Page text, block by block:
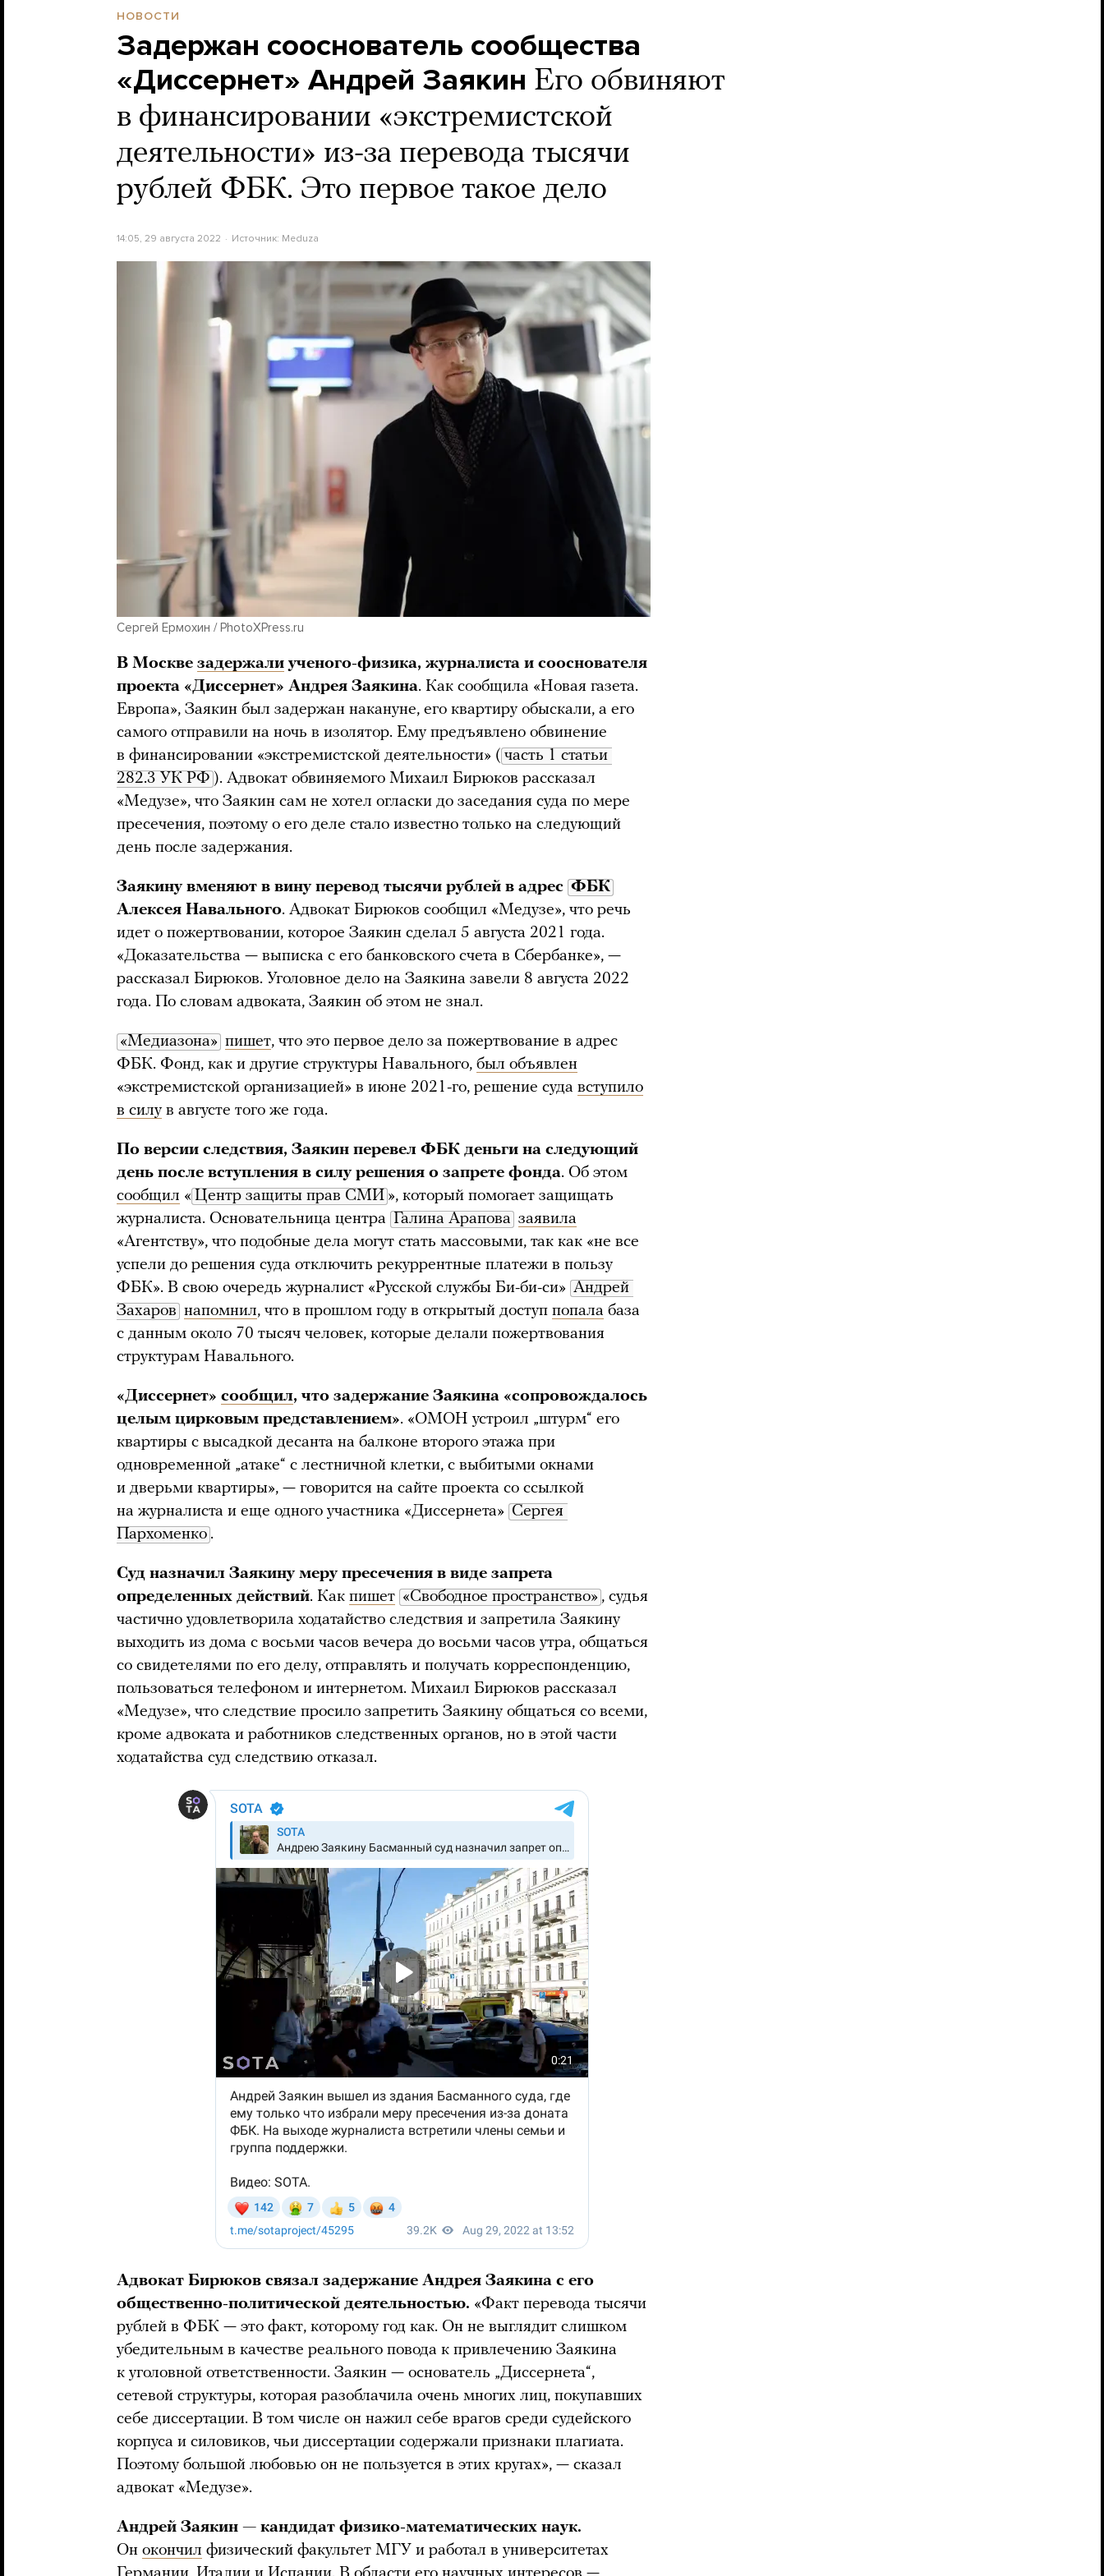
НОВОСТИ
Задержан сооснователь сообщества
«Диссернет» Андрей Заякин Его обвиняют
в финансировании «экстремистской
деятельности» из-за перевода тысячи
рублей ФБК. Это первое такое дело
14:05, 29 августа 2022 Источник: Meduza
Сергей Ермохин / PhotoXPress.ru
В Москве задержали ученого-физика, журналиста и сооснователя
проекта «Диссернет» Андрея Заякина. Как сообщила «Новая газета.
Европа», Заякин был задержан накануне, его квартиру обыскали, а его
самого отправили на ночь в изолятор. Ему предъявлено обвинение
в финансировании «экстремистской деятельности» ( часть 1 статьи
282.3 УК РФ ). Адвокат обвиняемого Михаил Бирюков рассказал
«Медузе», что Заякин сам не хотел огласки до заседания суда по мере
пресечения, поэтому о его деле стало известно только на следующий
день после задержания.
Заякину вменяют в вину перевод тысячи рублей в адрес ФБК
Алексея Навального. Адвокат Бирюков сообщил «Медузе», что речь
идет о пожертвовании, которое Заякин сделал 5 августа 2021 года.
«Доказательства — выписка с его банковского счета в Сбербанке», —
рассказал Бирюков. Уголовное дело на Заякина завели 8 августа 2022
года. По словам адвоката, Заякин об этом не знал.
«Медиазона» пишет, что это первое дело за пожертвование в адрес
ФБК. Фонд, как и другие структуры Навального, был объявлен
«экстремистской организацией» в июне 2021-го, решение суда вступило
в силув августе того же года.
По версии следствия, Заякин перевел ФБК деньги на следующий
день после вступления в силу решения о запрете фонда. Об этом
сообщил « Центр защиты прав СМИ », который помогает защищать
журналиста. Основательница центра Галина Арапова заявила
«Агентству», что подобные дела могут стать массовыми, так как «не все
успели до решения суда отключить рекуррентные платежи в пользу
ФБК». В свою очередь журналист «Русской службы Би-би-си» Андрей
Захаров напомнил, что в прошлом году в открытый доступ попала база
с данным около 70 тысяч человек, которые делали пожертвования
структурам Навального.
«Диссернет» сообщил, что задержание Заякина «сопровождалось
целым цирковым представлением». «ОМОН устроил „штурм“ его
квартиры с высадкой десанта на балконе второго этажа при
одновременной „атаке“ с лестничной клетки, с выбитыми окнами
и дверьми квартиры», — говорится на сайте проекта со ссылкой
на журналиста и еще одного участника «Диссернета» Сергея
Пархоменко .
Суд назначил Заякину меру пресечения в виде запрета
определенных действий. Как пишет «Свободное пространство» , судья
частично удовлетворила ходатайство следствия и запретила Заякину
выходить из дома с восьми часов вечера до восьми часов утра, общаться
со свидетелями по его делу, отправлять и получать корреспонденцию,
пользоваться телефоном и интернетом. Михаил Бирюков рассказал
«Медузе», что следствие просило запретить Заякину общаться со всеми,
кроме адвоката и работников следственных органов, но в этой части
ходатайства суд следствию отказал.
Адвокат Бирюков связал задержание Андрея Заякина с его
общественно-политической деятельностью. «Факт перевода тысячи
рублей в ФБК — это факт, которому год как. Он не выглядит слишком
убедительным в качестве реального повода к привлечению Заякина
к уголовной ответственности. Заякин — основатель „Диссернета“,
сетевой структуры, которая разоблачила очень многих лиц, покупавших
себе диссертации. В том числе он нажил себе врагов среди судейского
корпуса и силовиков, чьи диссертации содержали признаки плагиата.
Поэтому большой любовью он не пользуется в этих кругах», — сказал
адвокат «Медузе».
Андрей Заякин — кандидат физико-математических наук.
Он окончил физический факультет МГУ и работал в университетах